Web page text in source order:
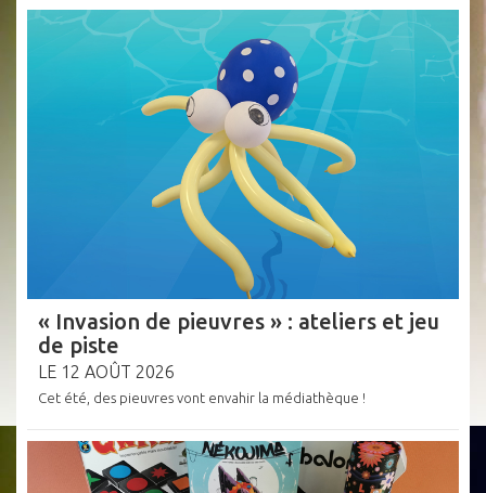
« Invasion de pieuvres » : ateliers et jeu
de piste
LE 12 AOÛT 2026
Cet été, des pieuvres vont envahir la médiathèque !